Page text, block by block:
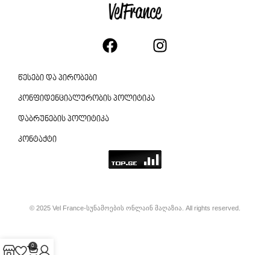
წესები და პირობები
კონფიდენციალურობის პოლიტიკა
დაბრუნების პოლიტიკა
კონტაქტი
© 2025 Vel France-სუნამოების ონლაინ მაღაზია. All rights reserved.
0